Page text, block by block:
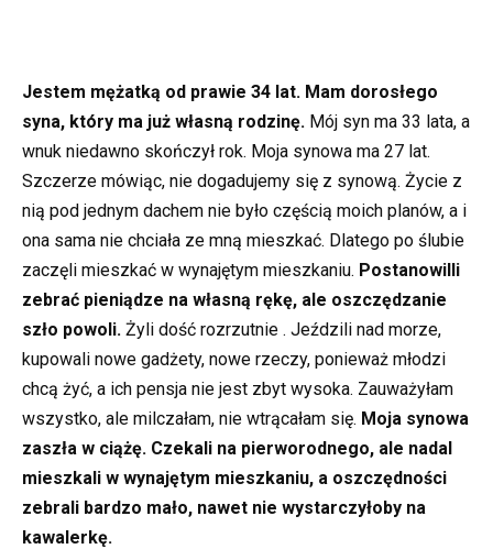
Jestem mężatką od prawie 34 lat. Mam dorosłego
syna, który ma już własną rodzinę. Mój syn ma 33 lata, a
wnuk niedawno skończył rok. Moja synowa ma 27 lat.
Szczerze mówiąc, nie dogadujemy się z synową. Życie z
nią pod jednym dachem nie było częścią moich planów, a i
ona sama nie chciała ze mną mieszkać. Dlatego po ślubie
zaczęli mieszkać w wynajętym mieszkaniu. Postanowilli
zebrać pieniądze na własną rękę, ale oszczędzanie
szło powoli. Żyli dość rozrzutnie . Jeździli nad morze,
kupowali nowe gadżety, nowe rzeczy, ponieważ młodzi
chcą żyć, a ich pensja nie jest zbyt wysoka. Zauważyłam
wszystko, ale milczałam, nie wtrącałam się. Moja synowa
zaszła w ciążę. Czekali na pierworodnego, ale nadal
mieszkali w wynajętym mieszkaniu, a oszczędności
zebrali bardzo mało, nawet nie wystarczyłoby na
kawalerkę.